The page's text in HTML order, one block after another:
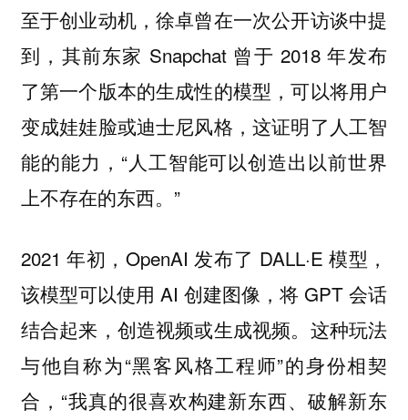
至于创业动机，徐卓曾在一次公开访谈中提
到，其前东家 Snapchat 曾于 2018 年发布
了第一个版本的生成性的模型，可以将用户
变成娃娃脸或迪士尼风格，这证明了人工智
能的能力，“人工智能可以创造出以前世界
上不存在的东西。”
2021 年初，OpenAI 发布了 DALL·E 模型，
该模型可以使用 AI 创建图像，将 GPT 会话
结合起来，创造视频或生成视频。这种玩法
与他自称为“黑客风格工程师”的身份相契
合，“我真的很喜欢构建新东西、破解新东